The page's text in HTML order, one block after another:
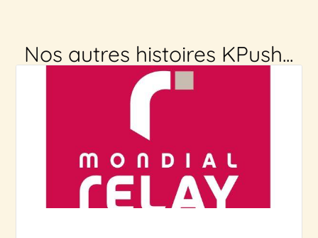
Nos autres histoires KPush...